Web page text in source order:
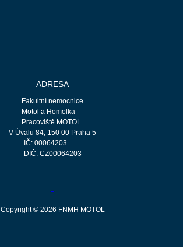
ADRESA
Fakultní nemocnice
Motol a Homolka
Pracoviště MOTOL
V Úvalu 84, 150 00 Praha 5
IČ: 00064203
DIČ: CZ00064203
Copyright © 2026 FNMH MOTOL